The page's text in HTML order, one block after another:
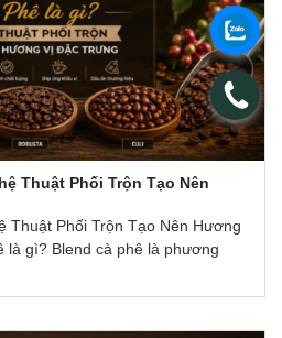
Thuật Phối Trộn Tạo Nên
Thuật Phối Trộn Tạo Nên Hương
là gì? Blend cà phê là phương
.
.